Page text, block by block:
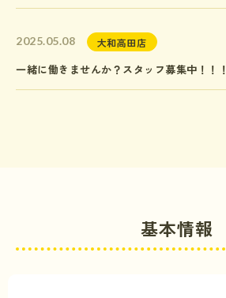
2025.05.08 大和高田店
一緒に働きませんか？スタッフ募集中！！！
基本情報